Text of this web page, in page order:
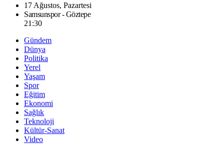
17 Ağustos, Pazartesi
Samsunspor - Göztepe
21:30
Gündem
Dünya
Politika
Yerel
Yaşam
Spor
Eğitim
Ekonomi
Sağlık
Teknoloji
Kültür-Sanat
Video